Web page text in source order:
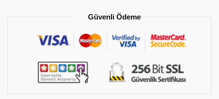
Güvenli Ödeme